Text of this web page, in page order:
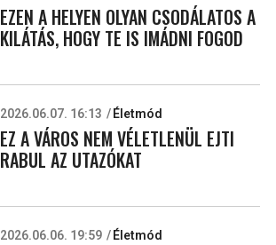
EZEN A HELYEN OLYAN CSODÁLATOS A
KILÁTÁS, HOGY TE IS IMÁDNI FOGOD
2026.06.07. 16:13 Életmód
EZ A VÁROS NEM VÉLETLENÜL EJTI
RABUL AZ UTAZÓKAT
2026.06.06. 19:59 Életmód